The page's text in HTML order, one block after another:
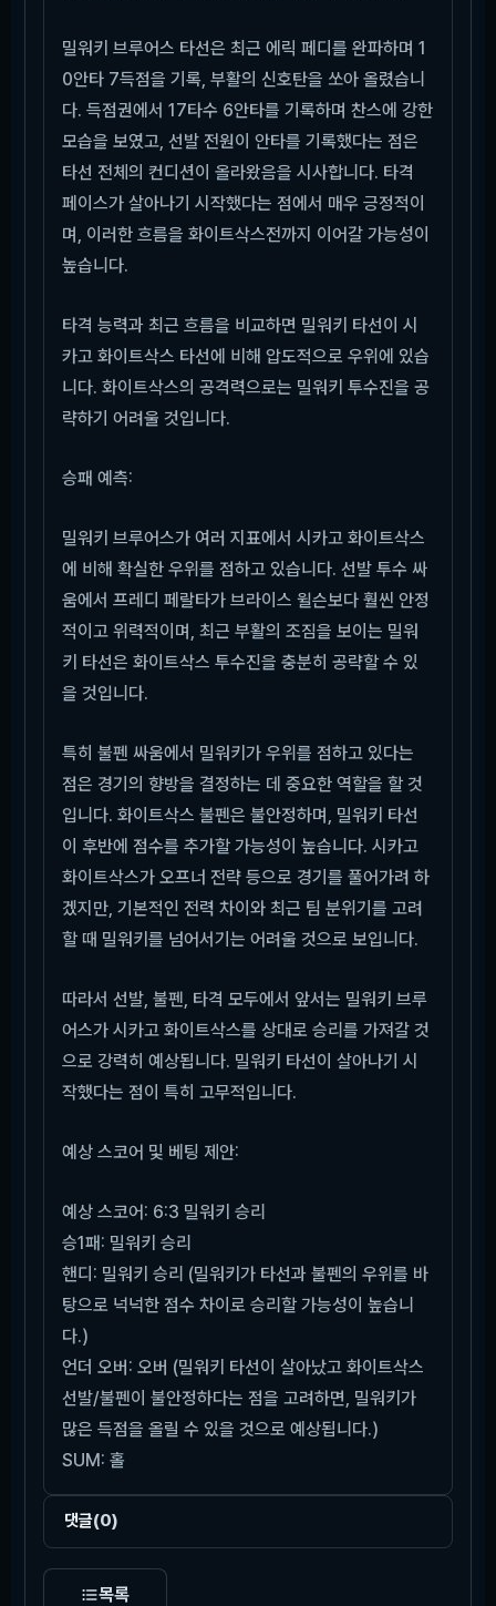
밀워키 브루어스 타선은 최근 에릭 페디를 완파하며 1
0안타 7득점을 기록, 부활의 신호탄을 쏘아 올렸습니
다. 득점권에서 17타수 6안타를 기록하며 찬스에 강한
모습을 보였고, 선발 전원이 안타를 기록했다는 점은
타선 전체의 컨디션이 올라왔음을 시사합니다. 타격
페이스가 살아나기 시작했다는 점에서 매우 긍정적이
며, 이러한 흐름을 화이트삭스전까지 이어갈 가능성이
높습니다.
타격 능력과 최근 흐름을 비교하면 밀워키 타선이 시
카고 화이트삭스 타선에 비해 압도적으로 우위에 있습
니다. 화이트삭스의 공격력으로는 밀워키 투수진을 공
략하기 어려울 것입니다.
승패 예측:
밀워키 브루어스가 여러 지표에서 시카고 화이트삭스
에 비해 확실한 우위를 점하고 있습니다. 선발 투수 싸
움에서 프레디 페랄타가 브라이스 윌슨보다 훨씬 안정
적이고 위력적이며, 최근 부활의 조짐을 보이는 밀워
키 타선은 화이트삭스 투수진을 충분히 공략할 수 있
을 것입니다.
특히 불펜 싸움에서 밀워키가 우위를 점하고 있다는
점은 경기의 향방을 결정하는 데 중요한 역할을 할 것
입니다. 화이트삭스 불펜은 불안정하며, 밀워키 타선
이 후반에 점수를 추가할 가능성이 높습니다. 시카고
화이트삭스가 오프너 전략 등으로 경기를 풀어가려 하
겠지만, 기본적인 전력 차이와 최근 팀 분위기를 고려
할 때 밀워키를 넘어서기는 어려울 것으로 보입니다.
따라서 선발, 불펜, 타격 모두에서 앞서는 밀워키 브루
어스가 시카고 화이트삭스를 상대로 승리를 가져갈 것
으로 강력히 예상됩니다. 밀워키 타선이 살아나기 시
작했다는 점이 특히 고무적입니다.
예상 스코어 및 베팅 제안:
예상 스코어: 6:3 밀워키 승리
승1패: 밀워키 승리
핸디: 밀워키 승리 (밀워키가 타선과 불펜의 우위를 바
탕으로 넉넉한 점수 차이로 승리할 가능성이 높습니
다.)
언더 오버: 오버 (밀워키 타선이 살아났고 화이트삭스
선발/불펜이 불안정하다는 점을 고려하면, 밀워키가
많은 득점을 올릴 수 있을 것으로 예상됩니다.)
SUM: 홀
댓글(0)
목록